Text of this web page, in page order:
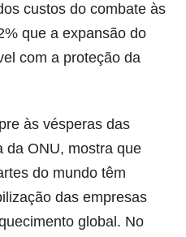
custos do combate às
que a expansão do
com a proteção da
às vésperas das
da ONU, mostra que
do mundo têm
das empresas
global. No